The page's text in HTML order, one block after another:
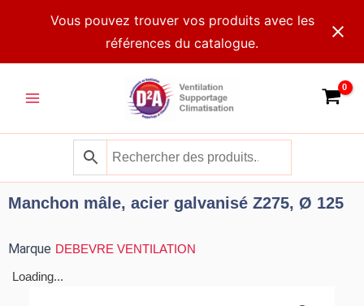
Vous pouvez trouver vos produits avec les
références du catalogue.
Menu
Manchon mâle, acier galvanisé Z275, Ø 125
Marque DEBEVRE VENTILATION
Loading...